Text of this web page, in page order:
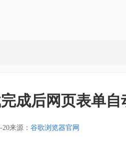
成后网页表单
20来源： 谷歌浏览器官网